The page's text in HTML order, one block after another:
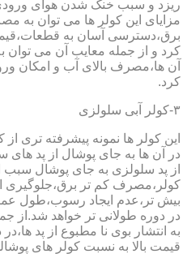
ریزد و سبب خنک شدن هوای
مزایای این کولر ها می توان به
برق،دسترسی آسان به
کرد و از جمله معایب آن می توان
آن ها،مصرف بالای آب و امکان
کرد.
۳-کولر آبی سلولزی
این کولر ها نمونه پیشرفته تری
در آن ها به جای پوشال از پد های
از پد سلولزی به جای پوشال سبب
کولر،مصرف کم تر برق،جلوگیری
بیش تر،عدم ایجاد رسوب،طول
در دوره طولانی تر خواهد شد.از
به انتشار بوی نا مطبوع از پد
قیمت بالا به نسبت کولر های